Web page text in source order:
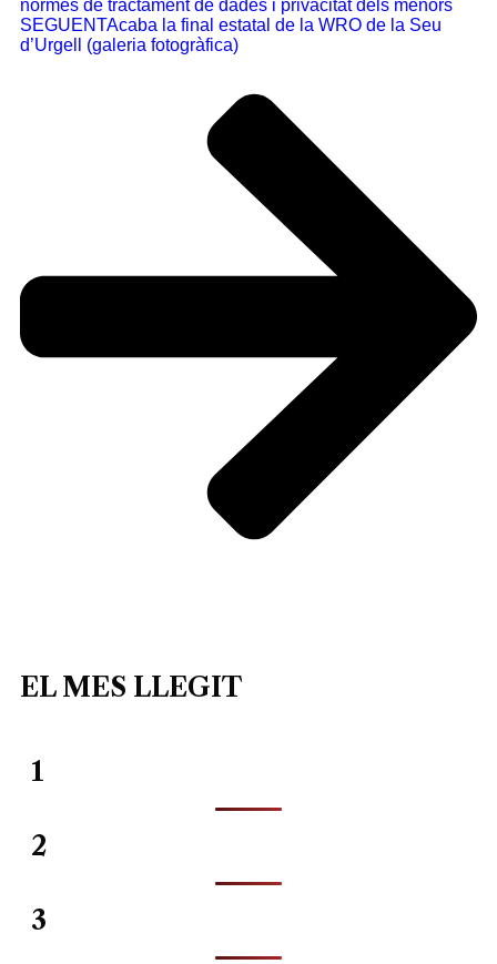
normes de tractament de dades i privacitat dels menors
SEGUENTAcaba la final estatal de la WRO de la Seu
d’Urgell (galeria fotogràfica)
EL MES LLEGIT
1
2
3